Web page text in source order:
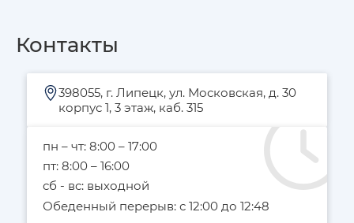
Контакты
398055, г. Липецк, ул. Московская, д. 30
корпус 1, 3 этаж, каб. 315
пн – чт: 8:00 – 17:00
пт: 8:00 – 16:00
сб - вс: выходной
Обеденный перерыв: с 12:00 до 12:48